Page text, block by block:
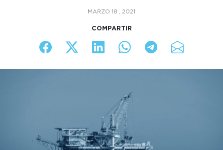
MARZO 18 , 2021
COMPARTIR